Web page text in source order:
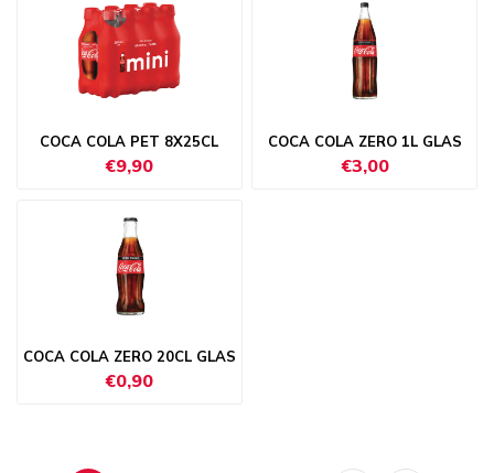
COCA COLA PET 8X25CL
€9,90
COCA COLA ZERO 1L GLAS
€3,00
COCA COLA ZERO 20CL GLAS
€0,90